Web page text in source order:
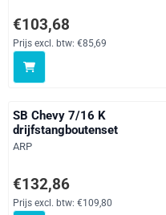
Prijs: 103,68, exclusief btw:
€103,68
Prijs excl. btw: €85,69
SB Chevy 7/16 K
drijfstangboutenset
Merk:
ARP
Prijs: 132,86, exclusief btw:
€132,86
Prijs excl. btw: €109,80